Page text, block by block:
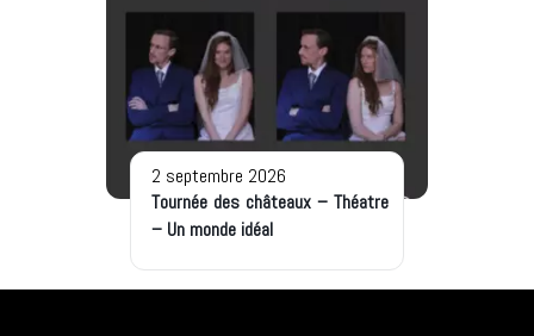
2 septembre 2026
Tournée des châteaux – Théatre
– Un monde idéal